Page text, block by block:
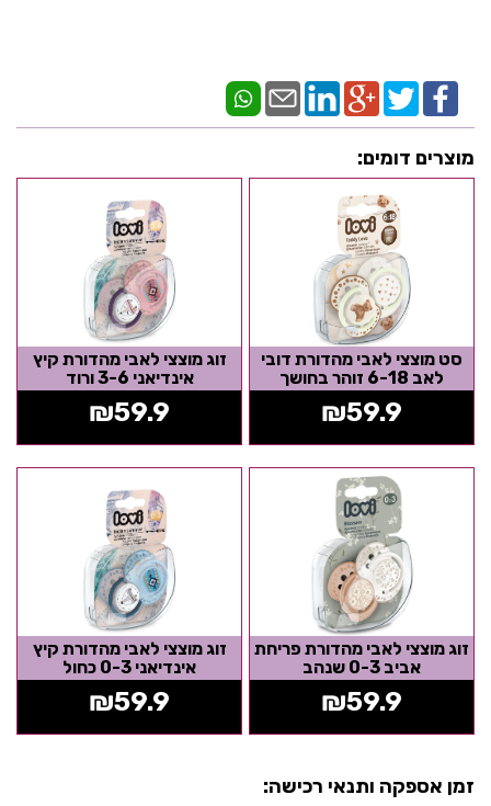
מוצרים דומים:
סט מוצצי לאבי מהדורת דובי
לאב 6-18 זוהר בחושך
₪59.9
זוג מוצצי לאבי מהדורת קיץ
אינדיאני 3-6 ורוד
₪59.9
זוג מוצצי לאבי מהדורת פריחת
אביב 0-3 שנהב
₪59.9
זוג מוצצי לאבי מהדורת קיץ
אינדיאני 0-3 כחול
₪59.9
זמן אספקה ותנאי רכישה: